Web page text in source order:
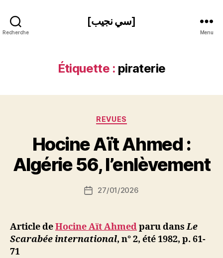
Recherche
[سي نجيب]
Menu
Étiquette : piraterie
Catégories
REVUES
Hocine Aït Ahmed :
Algérie 56, l’enlèvement
Auteur
de
P
a
S
N
ji
b
Date27/01/2026
Article deHocine Aït Ahmedparu dansLe
Scarabée international, n° 2, été 1982, p. 61-
71